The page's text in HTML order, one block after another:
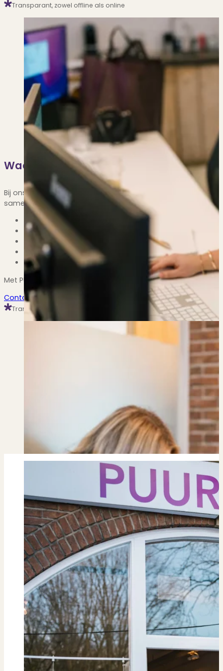
Nazorg als je nog hulp of advies nodig hebt.
Contact opnemen
Transparant, zowel offline als online
Waarom een aankoopmakelaar van
Bij ons krijg je een puur en realistisch advies waar je écht
samen te doen met een onafhankelijke expert aan jouw
Minder zorgen en stress rondom de aankoop van je
Voorkom de aankoop van een kat in de zak;
Profiteer van alle expertise en kennis van onze
Ontvang onafhankelijk en eerlijk advies rondom
Koop de woning voor de beste prijs en tegen de
Met PUUR* Makelaars maak je de beste keuze voor een
Contact opnemen
Transparant, zowel offline als online